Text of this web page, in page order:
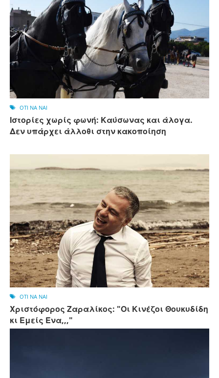
OTI NA NAI
Ιστορίες χωρίς φωνή: Καύσωνας και άλογα.
Δεν υπάρχει άλλοθι στην κακοποίηση
OTI NA NAI
Χριστόφορος Ζαραλίκος: "Οι Κινέζοι Θουκυδίδη
κι Εμείς Ένα,,,"